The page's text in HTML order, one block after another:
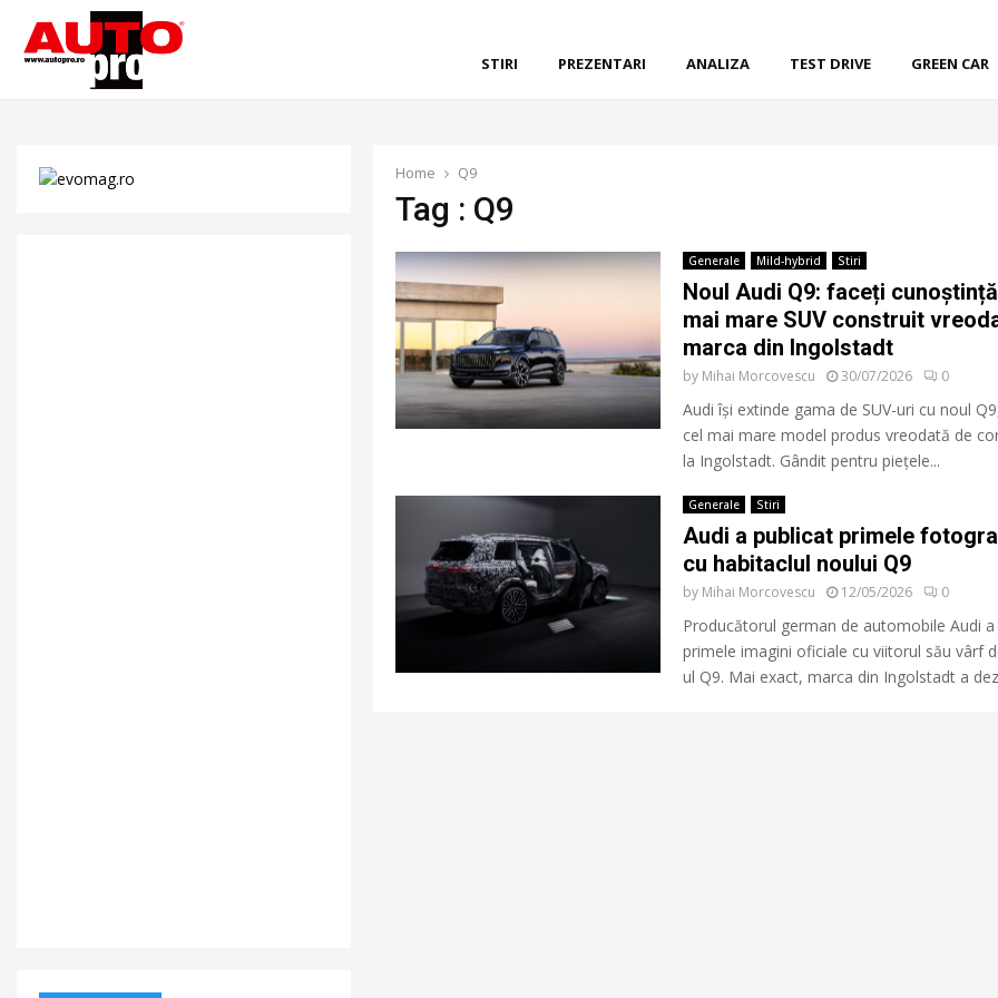
STIRI PREZENTARI ANALIZA TEST DRIVE GREEN CAR
Home Q9
Tag : Q9
Generale Mild-hybrid Stiri
Noul Audi Q9: faceți
mai mare SUV construit
marca din Ingolstadt
by Mihai Morcovescu 30/07/2026 0
Audi își extinde gama de SUV-uri cu noul
cel mai mare model produs vreodată de
la Ingolstadt. Gândit pentru piețele...
Generale Stiri
Audi a publicat primele
cu habitaclul noului Q9
by Mihai Morcovescu 12/05/2026 0
Producătorul german de automobile Audi
primele imagini oficiale cu viitorul său vârf
ul Q9. Mai exact, marca din Ingolstadt a